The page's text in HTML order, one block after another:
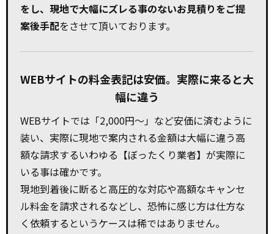
をし、現地で大幅にズレる事のないお見積りをご提
案後手配をさせて頂いております。
WEBサイトの料金表記は安価。実際に来ると大
幅に違う
WEBサイトでは「2,000円～」など安価に済むように
装い、実際に現地で案内される金額は大幅に違う高
額な請求するいわゆる【ぼったくり業者】が実際に
いる事は確かです。
現地到着後に断ると高圧的な対応や高額なキャンセ
ル料金を請求されるなどし、恐怖に感じ方は仕方な
く依頼するというケースは稀ではありません。